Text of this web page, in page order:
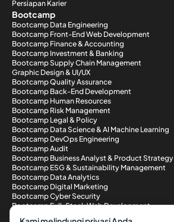
Persiapan Karier
Bootcamp
Bootcamp Data Engineering
Bootcamp Front-End Web Development
Bootcamp Finance & Accounting
Bootcamp Investment & Banking
Bootcamp Supply Chain Management
Graphic Design & UI/UX
Bootcamp Quality Assurance
Bootcamp Back-End Development
Bootcamp Human Resources
Bootcamp Risk Management
Bootcamp Legal & Policy
Bootcamp Data Science & AI Machine Learning
Bootcamp DevOps Engineering
Bootcamp Audit
Bootcamp Business Analyst & Product Strategy
Bootcamp ESG & Sustainability Management
Bootcamp Data Analytics
Bootcamp Digital Marketing
Bootcamp Cyber Security
Bootcamp Full-Stack Web Development
Metode Pembayaran